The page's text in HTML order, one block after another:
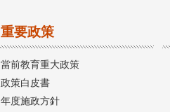
重要政策
當前教育重大政策
政策白皮書
年度施政方針